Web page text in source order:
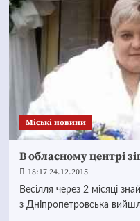
Mіські новини
В обласному центрі
18:17 24.12.2015
Весілля через 2 місяці
з Дніпропетровська